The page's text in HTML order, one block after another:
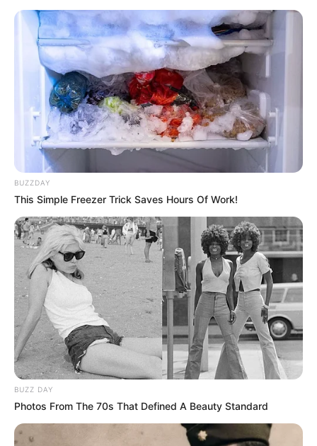
BUZZDAY
This Simple Freezer Trick Saves Hours Of Work!
BUZZ DAY
Photos From The 70s That Defined A Beauty Standard